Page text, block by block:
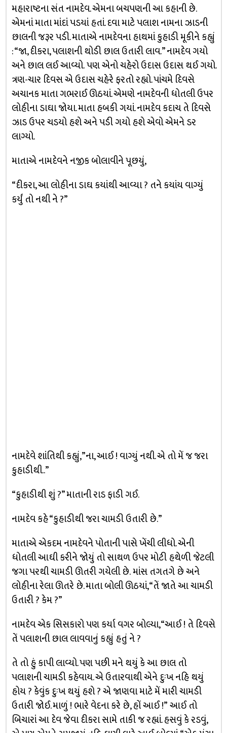
મહારાષ્ટના સંત નામદેવ. એમના બચપણની આ કહાની છે.
એમનાં માતા માંદાં પડયાં હતાં. દવા માટે પલાશ નામના ઝાડની
છાલની જરૂર પડી. માતાએ નામદેવના હાથમાં કુહાડી મૂકીને કહ્યું
: “જા, દીકરા, પલાશની થોડી છાલ ઉતારી લાવ.” નામદેવ ગયો
અને છાલ લઈ આવ્યો. પણ એનો ચહેરો ઉદાસ ઉદાસ થઈ ગયો.
ત્રણ-ચાર દિવસ એ ઉદાસ ચહેરે ફરતો રહ્યો. પાંચમે દિવસે
અચાનક માતા ગભરાઈ ઊઠયાં. એમણે નામદેવની ધોતલી ઉપર
લોહીના ડાઘા જોયા. માતા હબકી ગયાં. નામદેવ કદાચ તે દિવસે
ઝાડ ઉપર ચડયો હશે અને પડી ગયો હશે એવો એમને ડર
લાગ્યો.
માતાએ નામદેવને નજીક બોલાવીને પૂછયું,
“દીકરા, આ લોહીના ડાઘ કયાંથી આવ્યા ? તને કયાંય વાગ્યું
કર્યું તો નથી ને ?”
નામદેવે શાંતિથી કહ્યું,”ના, આઈ ! વાગ્યું નથી. એ તો મેં જ જરા
કુહાડીથી..”
“કુહાડીથી શું ?” માતાની રાડ ફાડી ગઈ.
નામદેવ કહે “કુહાડીથી જરા ચામડી ઉતારી છે.”
માતાએ એકદમ નામદેવને પોતાની પાસે ખેંચી લીધો. એની
ધોતલી આઘી કરીને જોયું તો સાથળ ઉપર મોટી હથેળી જેટલી
જગા પરથી ચામડી ઊતરી ગયેલી છે. માંસ તગતગે છે અને
લોહીના રેલા ઊતરે છે. માતા બોલી ઊઠયાં, “તેં જાતે આ ચામડી
ઉતારી ? કેમ ?”
નામદેવ એક સિસકારો પણ કર્યા વગર બોલ્યા, “આઈ ! તે દિવસે
તેં પલાશની છાલ લાવવાનું કહ્યું હતું ને ?
તે તો હું કાપી લાવ્યો. પણ પછી મને થયું કે આ છાલ તો
પલાશની ચામડી કહેવાય. એ ઉતારવાથી એને દુઃખ નહિ થયું
હોય ? કેવુંક દુઃખ થયું હશે ? એ જાણવા માટે મેં મારી ચામડી
ઉતારી જોઈ. માળું ! ભારે વેદના કરે છે, હોં આઈ !” આઈ તો
બિચારાં આ દેવ જેવા દીકરા સામે તાકી જ રહ્યાં. હસવું કે રડવું,